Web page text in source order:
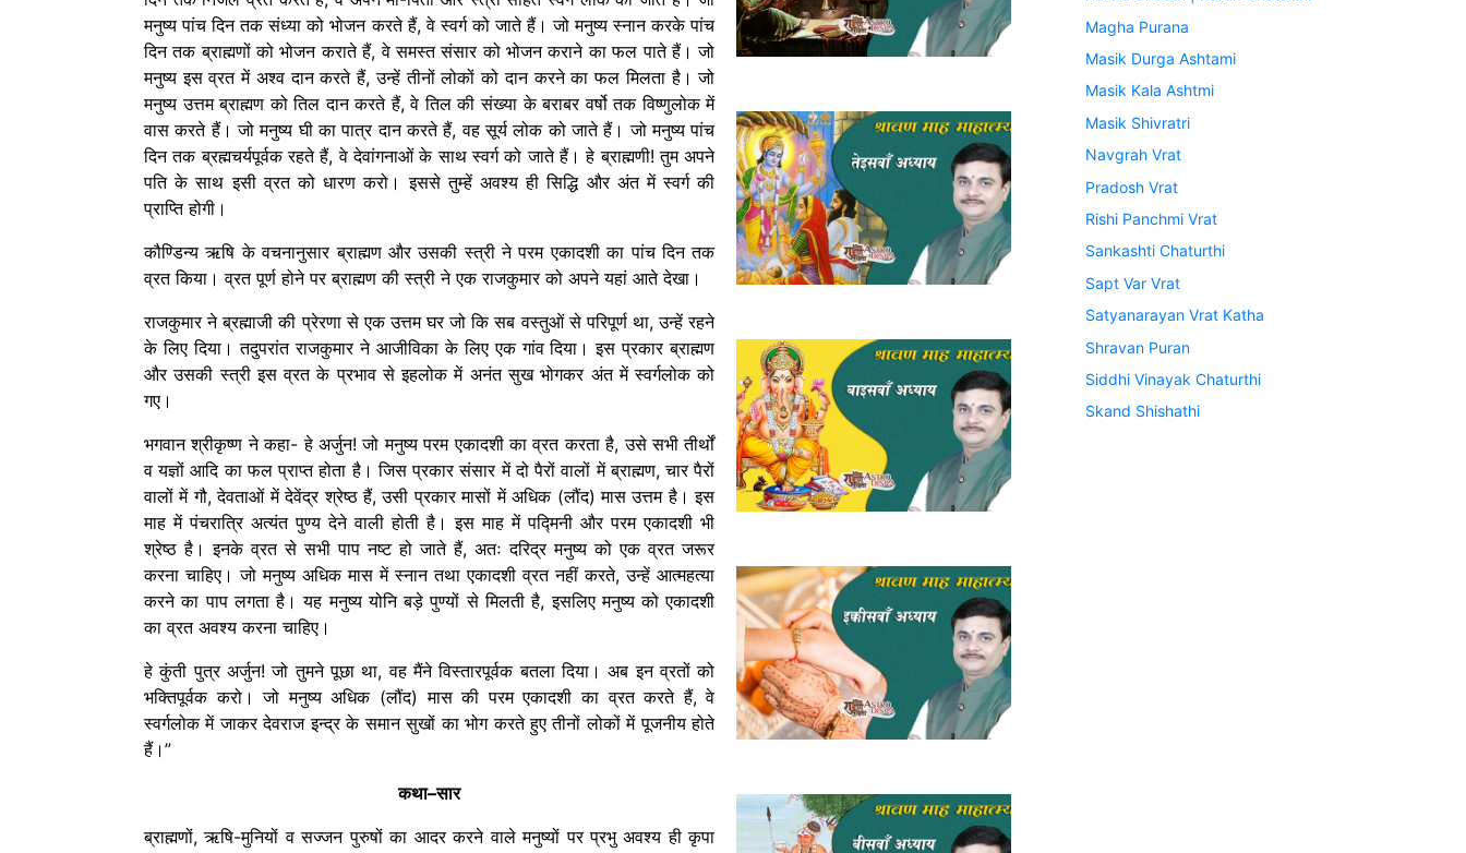
मनुष्य पांच दिन तक संध्या को भोजन करते हैं, वे स्वर्ग को जाते हैं। जो मनुष्य स्नान करके पांच
दिन तक ब्राह्मणों को भोजन कराते हैं, वे समस्त संसार को भोजन कराने का फल पाते हैं। जो
मनुष्य इस व्रत में अश्व दान करते हैं, उन्हें तीनों लोकों को दान करने का फल मिलता है। जो
मनुष्य उत्तम ब्राह्मण को तिल दान करते हैं, वे तिल की संख्या के बराबर वर्षो तक विष्णुलोक में
वास करते हैं। जो मनुष्य घी का पात्र दान करते हैं, वह सूर्य लोक को जाते हैं। जो मनुष्य पांच
दिन तक ब्रह्मचर्यपूर्वक रहते हैं, वे देवांगनाओं के साथ स्वर्ग को जाते हैं। हे ब्राह्मणी! तुम अपने
पति के साथ इसी व्रत को धारण करो। इससे तुम्हें अवश्य ही सिद्धि और अंत में स्वर्ग की
प्राप्ति होगी।
कौण्डिन्य ऋषि के वचनानुसार ब्राह्मण और उसकी स्त्री ने परम एकादशी का पांच दिन तक
व्रत किया। व्रत पूर्ण होने पर ब्राह्मण की स्त्री ने एक राजकुमार को अपने यहां आते देखा।
राजकुमार ने ब्रह्माजी की प्रेरणा से एक उत्तम घर जो कि सब वस्तुओं से परिपूर्ण था, उन्हें रहने
के लिए दिया। तदुपरांत राजकुमार ने आजीविका के लिए एक गांव दिया। इस प्रकार ब्राह्मण
और उसकी स्त्री इस व्रत के प्रभाव से इहलोक में अनंत सुख भोगकर अंत में स्वर्गलोक को
गए।
भगवान श्रीकृष्ण ने कहा- हे अर्जुन! जो मनुष्य परम एकादशी का व्रत करता है, उसे सभी तीर्थों
व यज्ञों आदि का फल प्राप्त होता है। जिस प्रकार संसार में दो पैरों वालों में ब्राह्मण, चार पैरों
वालों में गौ, देवताओं में देवेंद्र श्रेष्ठ हैं, उसी प्रकार मासों में अधिक (लौंद) मास उत्तम है। इस
माह में पंचरात्रि अत्यंत पुण्य देने वाली होती है। इस माह में पद्मिनी और परम एकादशी भी
श्रेष्ठ है। इनके व्रत से सभी पाप नष्ट हो जाते हैं, अतः दरिद्र मनुष्य को एक व्रत जरूर
करना चाहिए। जो मनुष्य अधिक मास में स्नान तथा एकादशी व्रत नहीं करते, उन्हें आत्महत्या
करने का पाप लगता है। यह मनुष्य योनि बड़े पुण्यों से मिलती है, इसलिए मनुष्य को एकादशी
का व्रत अवश्य करना चाहिए।
हे कुंती पुत्र अर्जुन! जो तुमने पूछा था, वह मैंने विस्तारपूर्वक बतला दिया। अब इन व्रतों को
भक्तिपूर्वक करो। जो मनुष्य अधिक (लौंद) मास की परम एकादशी का व्रत करते हैं, वे
स्वर्गलोक में जाकर देवराज इन्द्र के समान सुखों का भोग करते हुए तीनों लोकों में पूजनीय होते
हैं।”
कथा–सार
ब्राह्मणों, ऋषि-मुनियों व सज्जन पुरुषों का आदर करने वाले मनुष्यों पर प्रभु अवश्य ही कृपा
Magha Purana
Masik Durga Ashtami
Masik Kala Ashtmi
Masik Shivratri
Navgrah Vrat
Pradosh Vrat
Rishi Panchmi Vrat
Sankashti Chaturthi
Sapt Var Vrat
Satyanarayan Vrat Katha
Shravan Puran
Siddhi Vinayak Chaturthi
Skand Shishathi